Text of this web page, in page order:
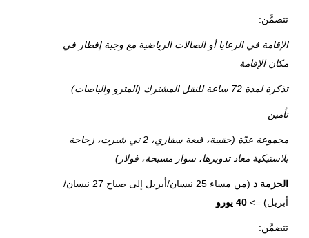
تتضمَّن:
الإقامة في الرعايا أو الصالات الرياضية مع وجبة إفطار في
مكان الإقامة
تذكرة لمدة 72 ساعة للنقل المشترك (المترو والباصات)
تأمين
مجموعة عدّة (حقيبة، قبعة سفاري، 2 تي شيرت، زجاجة
بلاستيكية معاد تدويرها، سوار مسبحة، فولار)
الحزمة د
(من مساء 25 نيسان/أبريل إلى صباح 27 نيسان/
أبريل) => 40 يورو
تتضمَّن: